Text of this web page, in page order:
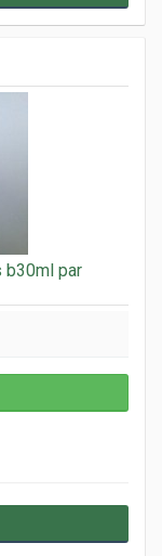
b30ml par